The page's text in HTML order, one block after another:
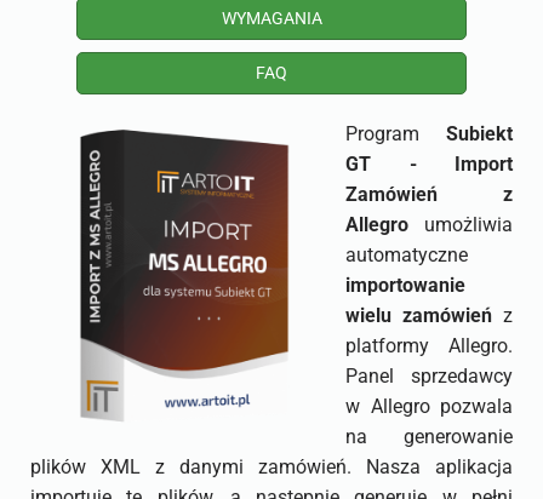
WYMAGANIA
FAQ
Program Subiekt
GT - Import
Zamówień z
Allegro umożliwia
automatyczne
importowanie
wielu zamówień z
platformy Allegro.
Panel sprzedawcy
w Allegro pozwala
na generowanie
plików XML z danymi zamówień. Nasza aplikacja